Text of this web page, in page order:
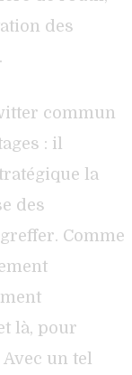
des
commun
: il
la
des
Comme
là, pour
un tel